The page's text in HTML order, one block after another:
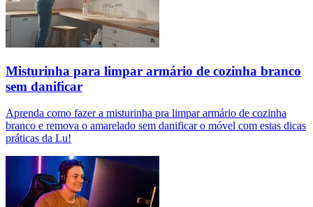
Misturinha para limpar armário de cozinha branco
sem danificar
Aprenda como fazer a misturinha pra limpar armário de cozinha
branco e remova o amarelado sem danificar o móvel com estas dicas
práticas da Lu!